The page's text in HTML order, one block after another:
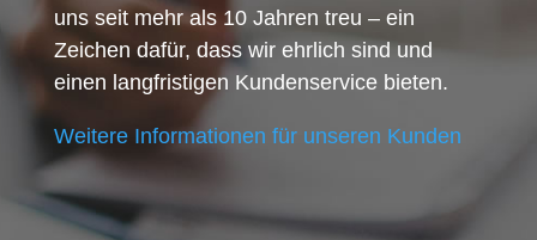
uns seit mehr als 10 Jahren treu – ein
Zeichen dafür, dass wir ehrlich sind und
einen langfristigen Kundenservice bieten.
Weitere Informationen für unseren Kunden